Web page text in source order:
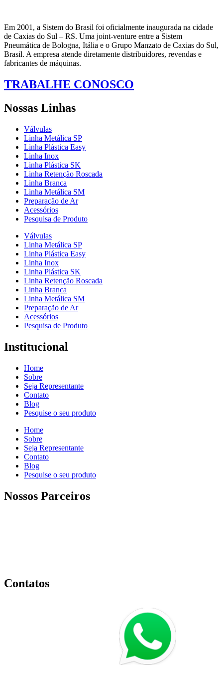
Em 2001, a Sistem do Brasil foi oficialmente inaugurada na cidade
de Caxias do Sul – RS. Uma joint-venture entre a Sistem
Pneumática de Bologna, Itália e o Grupo Manzato de Caxias do Sul,
Brasil. A empresa atende diretamente distribuidores, revendas e
fabricantes de máquinas.
TRABALHE CONOSCO
Nossas Linhas
Válvulas
Linha Metálica SP
Linha Plástica Easy
Linha Inox
Linha Plástica SK
Linha Retenção Roscada
Linha Branca
Linha Metálica SM
Preparação de Ar
Acessórios
Pesquisa de Produto
Válvulas
Linha Metálica SP
Linha Plástica Easy
Linha Inox
Linha Plástica SK
Linha Retenção Roscada
Linha Branca
Linha Metálica SM
Preparação de Ar
Acessórios
Pesquisa de Produto
Institucional
Home
Sobre
Seja Representante
Contato
Blog
Pesquise o seu produto
Home
Sobre
Seja Representante
Contato
Blog
Pesquise o seu produto
Nossos Parceiros
Contatos